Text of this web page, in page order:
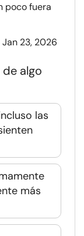
poco fuera
23, 2026
algo
las
más